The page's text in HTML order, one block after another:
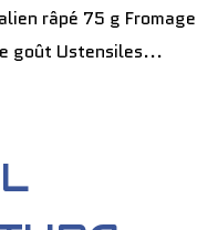
râpé 75 g Fromage
goût Ustensiles...